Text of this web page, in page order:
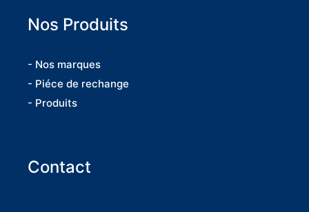
Nos Produits
- Nos marques
- Piéce de rechange
- Produits
Contact